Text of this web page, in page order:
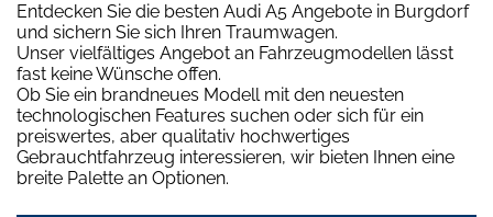
Entdecken Sie die besten Audi A5 Angebote in Burgdorf
und sichern Sie sich Ihren Traumwagen.
Unser vielfältiges Angebot an Fahrzeugmodellen lässt
fast keine Wünsche offen.
Ob Sie ein brandneues Modell mit den neuesten
technologischen Features suchen oder sich für ein
preiswertes, aber qualitativ hochwertiges
Gebrauchtfahrzeug interessieren, wir bieten Ihnen eine
breite Palette an Optionen.